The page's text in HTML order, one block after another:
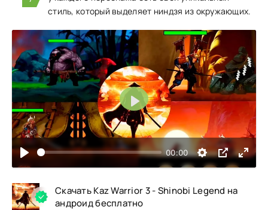
стиль, который выделяет ниндзя из окружающих.
00:00
Воспроизвести
Скачать Kaz Warrior 3 - Shinobi Legend на
андроид бесплатно